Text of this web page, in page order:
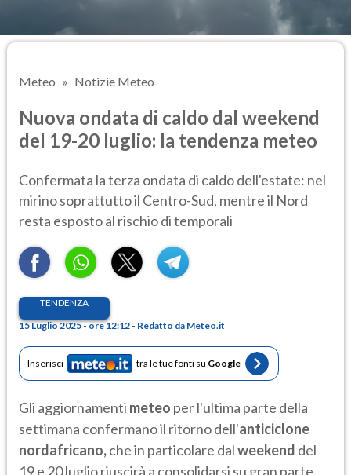
Meteo Notizie Meteo
Nuova ondata di caldo dal weekend
del 19-20 luglio: la tendenza meteo
Confermata la terza ondata di caldo dell'estate: nel
mirino soprattutto il Centro-Sud, mentre il Nord
resta esposto al rischio di temporali
TENDENZA
15 Luglio 2025 - ore 12:12 - Redatto da Meteo.it
Inserisci tra le tue fonti su Google
Gli aggiornamenti meteo per l'ultima parte della
settimana confermano il ritorno dell'anticiclone
nordafricano,che in particolare dalweekend del
19 e 20 luglio riuscirà a consolidarsi su gran parte